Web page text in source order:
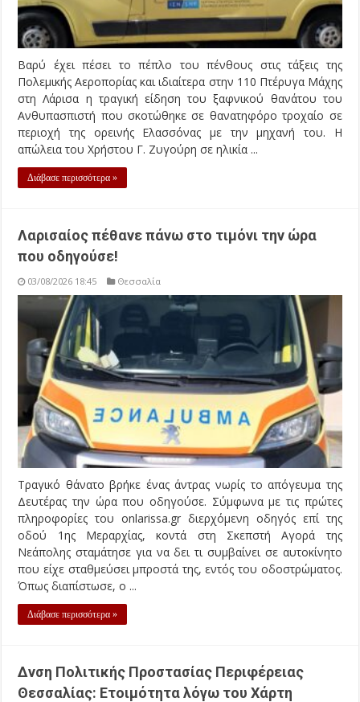
Βαρύ έχει πέσει το πέπλο του πένθους στις τάξεις της
Πολεμικής Αεροπορίας και ιδιαίτερα στην 110 Πτέρυγα Μάχης
στη Λάρισα η τραγική είδηση του ξαφνικού θανάτου του
Ανθυπασπιστή που σκοτώθηκε σε θανατηφόρο τροχαίο σε
περιοχή της ορεινής Ελασσόνας με την μηχανή του. Η
απώλεια του Χρήστου Γ. Ζυγούρη σε ηλικία ...
Διάβασε περισσότερα »
Λαρισαίος πέθανε πάνω στο τιμόνι την ώρα
που οδηγούσε!
03/08/2026 18:45 Θεσσαλία
Τραγικό θάνατο βρήκε ένας άντρας νωρίς το απόγευμα της
Δευτέρας την ώρα που οδηγούσε. Σύμφωνα με τις πρώτες
πληροφορίες του onlarissa.gr διερχόμενη οδηγός επί της
οδού 1ης Μεραρχίας, κοντά στη Σκεπστή Αγορά της
Νεάπολης σταμάτησε για να δει τι συμβαίνει σε αυτοκίνητο
που είχε σταθμεύσει μπροστά της, εντός του οδοστρώματος.
Όπως διαπίστωσε, ο ...
Διάβασε περισσότερα »
Δνση Πολιτικής Προστασίας Περιφέρειας
Θεσσαλίας: Ετοιμότητα λόγω του Χάρτη